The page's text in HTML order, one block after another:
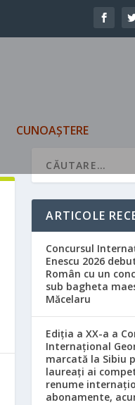
CUNOAȘTERE
ARTICOLE
Concursul
Enescu 2026
Român cu un
sub bagheta
Măcelaru
Ediția a XX-a a
Internațional
marcată la Sibiu
laureați ai
renume
abonamente,